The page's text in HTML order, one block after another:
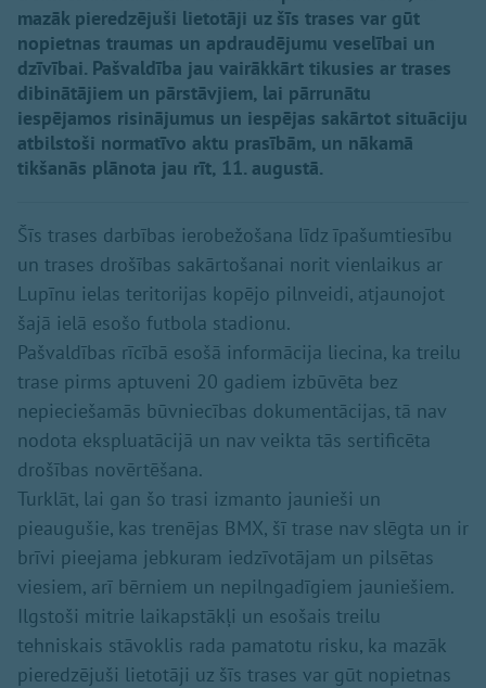
mazāk pieredzējuši lietotāji uz šīs trases var gūt
nopietnas traumas un apdraudējumu veselībai un
dzīvībai. Pašvaldība jau vairākkārt tikusies ar trases
dibinātājiem un pārstāvjiem, lai pārrunātu
iespējamos risinājumus un iespējas sakārtot situāciju
atbilstoši normatīvo aktu prasībām, un nākamā
tikšanās plānota jau rīt, 11. augustā.
Šīs trases darbības ierobežošana līdz īpašumtiesību
un trases drošības sakārtošanai norit vienlaikus ar
Lupīnu ielas teritorijas kopējo pilnveidi, atjaunojot
šajā ielā esošo futbola stadionu.
Pašvaldības rīcībā esošā informācija liecina, ka treilu
trase pirms aptuveni 20 gadiem izbūvēta bez
nepieciešamās būvniecības dokumentācijas, tā nav
nodota ekspluatācijā un nav veikta tās sertificēta
drošības novērtēšana.
Turklāt, lai gan šo trasi izmanto jaunieši un
pieaugušie, kas trenējas BMX, šī trase nav slēgta un ir
brīvi pieejama jebkuram iedzīvotājam un pilsētas
viesiem, arī bērniem un nepilngadīgiem jauniešiem.
Ilgstoši mitrie laikapstākļi un esošais treilu
tehniskais stāvoklis rada pamatotu risku, ka mazāk
pieredzējuši lietotāji uz šīs trases var gūt nopietnas